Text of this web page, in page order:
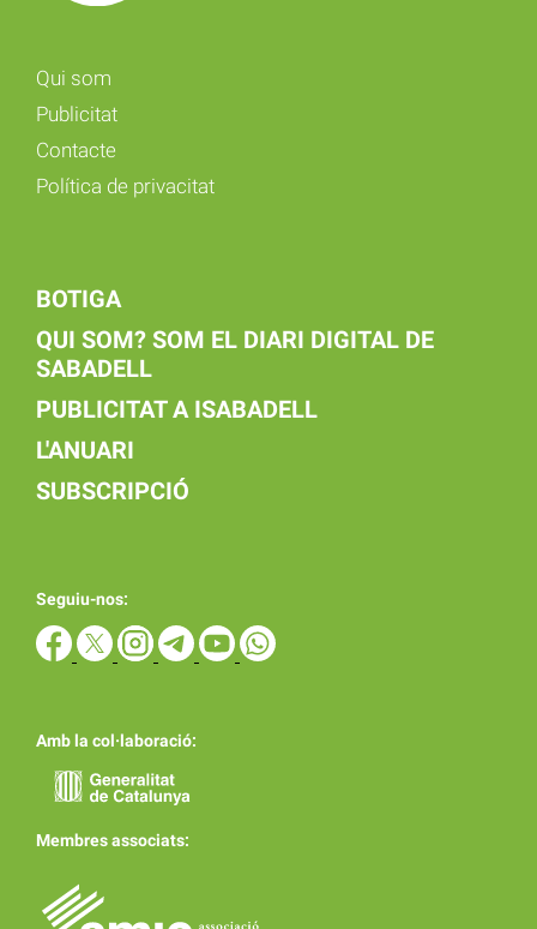
Qui som
Publicitat
Contacte
Política de privacitat
BOTIGA
QUI SOM? SOM EL DIARI DIGITAL DE
SABADELL
PUBLICITAT A ISABADELL
L'ANUARI
SUBSCRIPCIÓ
Seguiu-nos:
Amb la col·laboració:
Membres associats: